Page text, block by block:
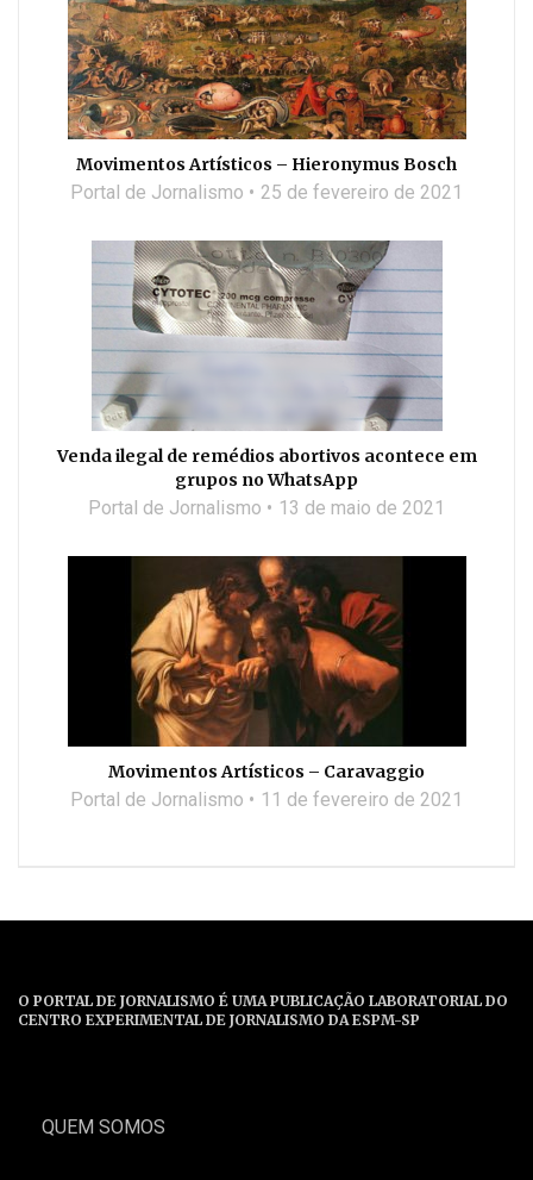
Movimentos Artísticos – Hieronymus Bosch
Portal de Jornalismo 25 de fevereiro de 2021
Venda ilegal de remédios abortivos acontece em
grupos no WhatsApp
Portal de Jornalismo 13 de maio de 2021
Movimentos Artísticos – Caravaggio
Portal de Jornalismo 11 de fevereiro de 2021
O PORTAL DE JORNALISMO É UMA PUBLICAÇÃO LABORATORIAL DO
CENTRO EXPERIMENTAL DE JORNALISMO DA ESPM-SP
QUEM SOMOS